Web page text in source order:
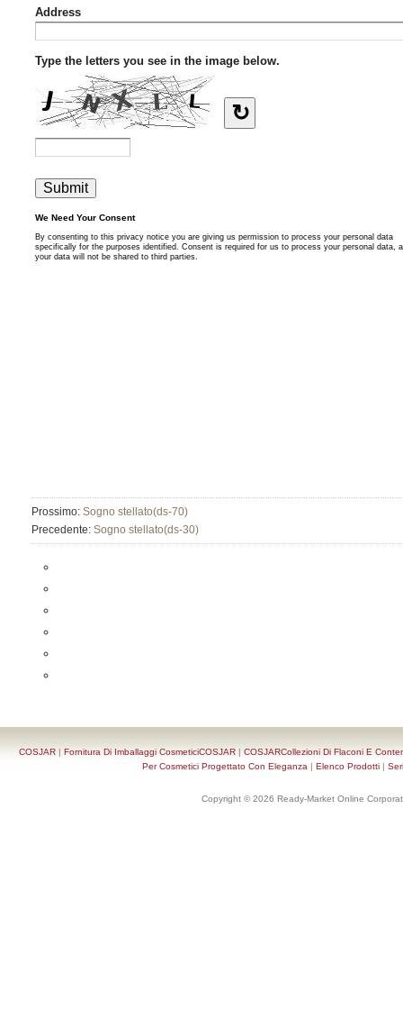
Prossimo: Sogno stellato(ds-70)
Precedente: Sogno stellato(ds-30)
COSJAR | Fornitura Di Imballaggi CosmeticiCOSJAR | COSJARCollezioni Di Flaconi E
Per Cosmetici Progettato Con Eleganza | Elenco Prodotti|
Copyright © 2026 Ready-Market Online